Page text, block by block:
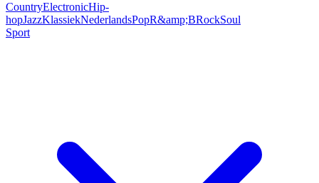
CountryElectronicHip-
hopJazzKlassiekNederlandsPopR&amp;BRockSoul
Sport